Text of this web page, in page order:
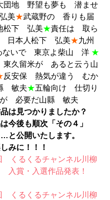
団地　野望も夢も　潜ませ
美★武蔵野の　香りも届
松下　弘美★責任は　取ら
日本人松下　弘美★九州
ないで　東京よ柴山　洋 ★
東久留米が　あると云う山
反安保　熱気が違う　むか
　敏夫★五輪向け　仕切り
　必要だ山縣　敏夫
は見つかりましたか？
今後も順次「その４」
…と公開いたします。
みに！！！
くるくるチャンネル川柳
入賞・入選作品発表！
くるくるチャンネル川柳